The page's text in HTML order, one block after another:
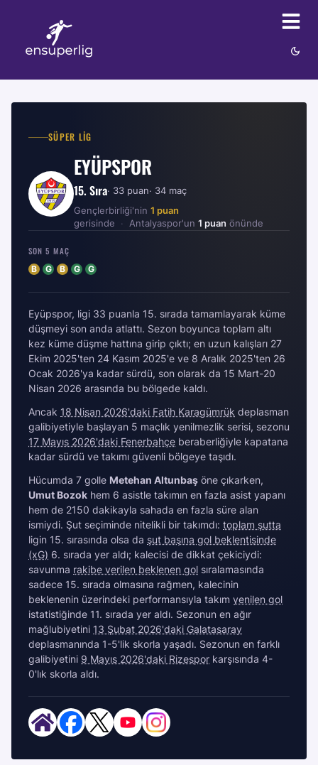
SÜPER LIG
EYÜPSPOR
15. Sıra· 33 puan· 34 maç
Gençlerbirliği'nin 1 puan
gerisinde
· Antalyaspor'un 1 puan önünde
SON 5 MAÇ
B G B G G
Eyüpspor, ligi 33 puanla 15. sırada tamamlayarak küme
düşmeyi son anda atlattı. Sezon boyunca toplam altı
kez küme düşme hattına girip çıktı; en uzun kalışları 27
Ekim 2025'ten 24 Kasım 2025'e ve 8 Aralık 2025'ten 26
Ocak 2026'ya kadar sürdü, son olarak da 15 Mart-20
Nisan 2026 arasında bu bölgede kaldı.
Ancak 18 Nisan 2026'daki Fatih Karagümrük deplasman
galibiyetiyle başlayan 5 maçlık yenilmezlik serisi, sezonu
17 Mayıs 2026'daki Fenerbahçe beraberliğiyle kapatana
kadar sürdü ve takımı güvenli bölgeye taşıdı.
Hücumda 7 golle Metehan Altunbaş öne çıkarken,
Umut Bozok hem 6 asistle takımın en fazla asist yapanı
hem de 2150 dakikayla sahada en fazla süre alan
ismiydi. Şut seçiminde nitelikli bir takımdı: toplam şutta
ligin 15. sırasında olsa da şut başına gol beklentisinde
(xG) 6. sırada yer aldı; kalecisi de dikkat çekiciydi:
savunma rakibe verilen beklenen gol sıralamasında
sadece 15. sırada olmasına rağmen, kalecinin
beklenenin üzerindeki performansıyla takım yenilen gol
istatistiğinde 11. sırada yer aldı. Sezonun en ağır
mağlubiyetini 13 Şubat 2026'daki Galatasaray
deplasmanında 1-5'lik skorla yaşadı. Sezonun en farklı
galibiyetini 9 Mayıs 2026'daki Rizespor karşısında 4-
0'lık skorla aldı.